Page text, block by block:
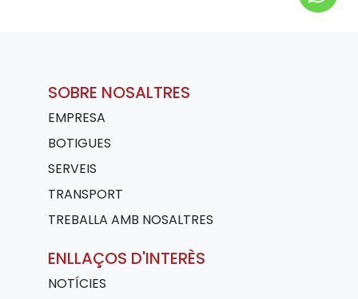
SOBRE NOSALTRES
EMPRESA
BOTIGUES
SERVEIS
TRANSPORT
TREBALLA AMB NOSALTRES
ENLLAÇOS D'INTERÈS
NOTÍCIES